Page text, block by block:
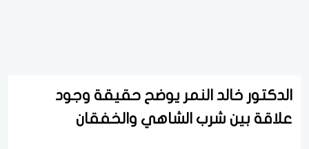
الدكتور خالد النمر يوضح حقيقة وجود
علاقة بين شرب الشاهي والخفقان